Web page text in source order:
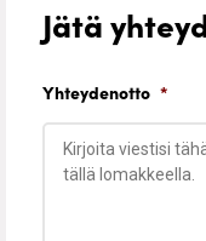
Jätä
Yhteydenotto *